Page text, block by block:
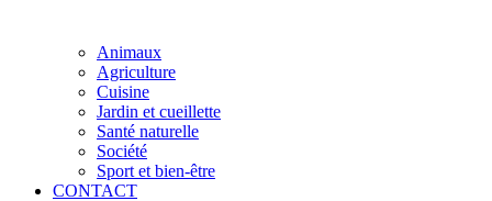
Animaux
Agriculture
Cuisine
Jardin et cueillette
Santé naturelle
Société
Sport et bien-être
CONTACT